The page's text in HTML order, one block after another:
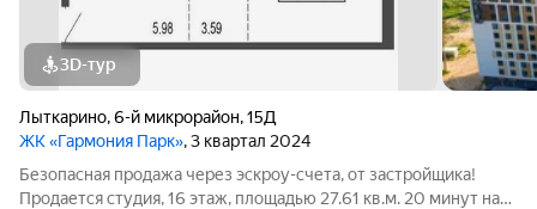
3D-тур
Лыткарино,6-й микрорайон,15Д
ЖК «Гармония Парк», 3 квартал 2024
Безопасная продажа через эскроу-счета, от застройщика!
Продается студия, 16 этаж, площадью 27.61 кв.м. 20 минут на